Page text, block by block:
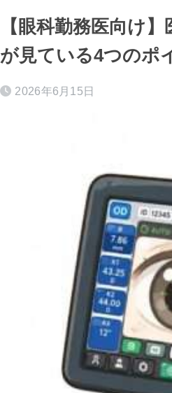
【眼科勤務医向け
が見ている4つのポ
2026年6月15日